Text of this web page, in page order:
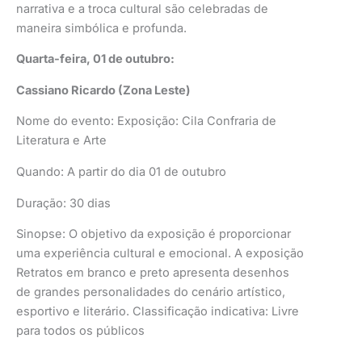
narrativa e a troca cultural são celebradas de
maneira simbólica e profunda.
Quarta-feira, 01 de outubro:
Cassiano Ricardo (Zona Leste)
Nome do evento: Exposição: Cila Confraria de
Literatura e Arte
Quando: A partir do dia 01 de outubro
Duração: 30 dias
Sinopse: O objetivo da exposição é proporcionar
uma experiência cultural e emocional. A exposição
Retratos em branco e preto apresenta desenhos
de grandes personalidades do cenário artístico,
esportivo e literário. Classificação indicativa: Livre
para todos os públicos